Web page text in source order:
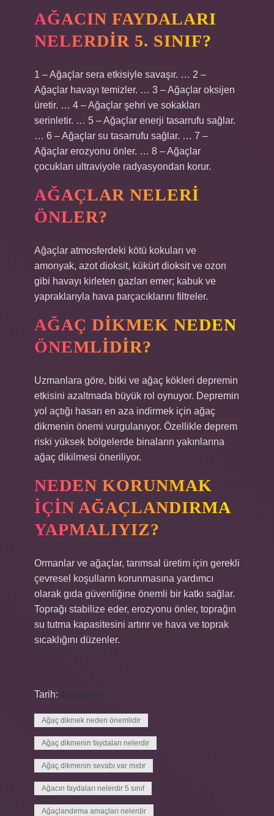
AĞACIN FAYDALARI
NELERDIR 5. SINIF?
1 – Ağaçlar sera etkisiyle savaşır. … 2 –
Ağaçlar havayı temizler. … 3 – Ağaçlar oksijen
üretir. … 4 – Ağaçlar şehri ve sokakları
serinletir. … 5 – Ağaçlar enerji tasarrufu sağlar.
… 6 – Ağaçlar su tasarrufu sağlar. … 7 –
Ağaçlar erozyonu önler. … 8 – Ağaçlar
çocukları ultraviyole radyasyondan korur.
AĞAÇLAR NELERI
ÖNLER?
Ağaçlar atmosferdeki kötü kokuları ve
amonyak, azot dioksit, kükürt dioksit ve ozon
gibi havayı kirleten gazları emer; kabuk ve
yapraklarıyla hava parçacıklarını filtreler.
AĞAÇ DIKMEK NEDEN
ÖNEMLIDIR?
Uzmanlara göre, bitki ve ağaç kökleri depremin
etkisini azaltmada büyük rol oynuyor. Depremin
yol açtığı hasarı en aza indirmek için ağaç
dikmenin önemi vurgulanıyor. Özellikle deprem
riski yüksek bölgelerde binaların yakınlarına
ağaç dikilmesi öneriliyor.
NEDEN KORUNMAK
IÇIN AĞAÇLANDIRMA
YAPMALIYIZ?
Ormanlar ve ağaçlar, tarımsal üretim için gerekli
çevresel koşulların korunmasına yardımcı
olarak gıda güvenliğine önemli bir katkı sağlar.
Toprağı stabilize eder, erozyonu önler, toprağın
su tutma kapasitesini artırır ve hava ve toprak
sıcaklığını düzenler.
Tarih:
Ağaç dikmek neden önemlidir
Ağaç dikmenin faydaları nelerdir
Ağaç dikmenin sevabı var mıdır
Ağacın faydaları nelerdir 5 sınıf
Ağaçlandırma amaçları nelerdir